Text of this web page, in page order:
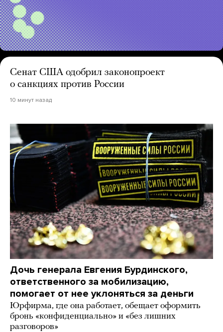
Сенат США одобрил законопроект
о санкциях против России
10 минут назад
Дочь генерала Евгения Бурдинского,
ответственного за мобилизацию,
помогает от нее уклоняться за деньги
Юрфирма, где она работает, обещает оформить
бронь «конфиденциально» и «без лишних
разговоров»